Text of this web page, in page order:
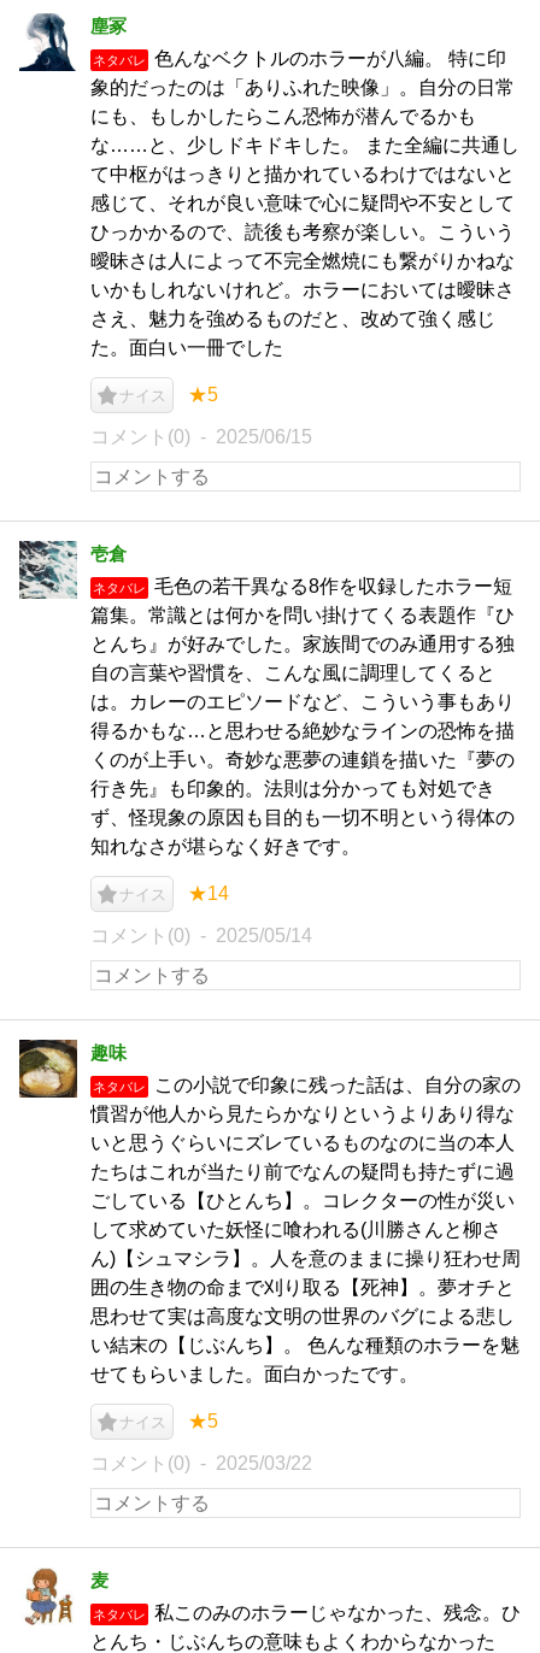
塵冢
ネタバレ
色んなベクトルのホラーが八編。 特に印
象的だったのは「ありふれた映像」。自分の日常
にも、もしかしたらこん恐怖が潜んでるかも
な……と、少しドキドキした。 また全編に共通し
て中枢がはっきりと描かれているわけではないと
感じて、それが良い意味で心に疑問や不安として
ひっかかるので、読後も考察が楽しい。こういう
曖昧さは人によって不完全燃焼にも繋がりかねな
いかもしれないけれど。ホラーにおいては曖昧さ
さえ、魅力を強めるものだと、改めて強く感じ
た。面白い一冊でした
ナイス ★5
コメント(0) 2025/06/15
壱倉
ネタバレ
毛色の若干異なる8作を収録したホラー短
篇集。常識とは何かを問い掛けてくる表題作『ひ
とんち』が好みでした。家族間でのみ通用する独
自の言葉や習慣を、こんな風に調理してくると
は。カレーのエピソードなど、こういう事もあり
得るかもな…と思わせる絶妙なラインの恐怖を描
くのが上手い。奇妙な悪夢の連鎖を描いた『夢の
行き先』も印象的。法則は分かっても対処でき
ず、怪現象の原因も目的も一切不明という得体の
知れなさが堪らなく好きです。
ナイス ★14
コメント(0) 2025/05/14
趣味
ネタバレ
この小説で印象に残った話は、自分の家の
慣習が他人から見たらかなりというよりあり得な
いと思うぐらいにズレているものなのに当の本人
たちはこれが当たり前でなんの疑問も持たずに過
ごしている【ひとんち】。コレクターの性が災い
して求めていた妖怪に喰われる(川勝さんと柳さ
ん)【シュマシラ】。人を意のままに操り狂わせ周
囲の生き物の命まで刈り取る【死神】。夢オチと
思わせて実は高度な文明の世界のバグによる悲し
い結末の【じぶんち】。 色んな種類のホラーを魅
せてもらいました。面白かったです。
ナイス ★5
コメント(0) 2025/03/22
麦
ネタバレ
私このみのホラーじゃなかった、残念。ひ
とんち・じぶんちの意味もよくわからなかった